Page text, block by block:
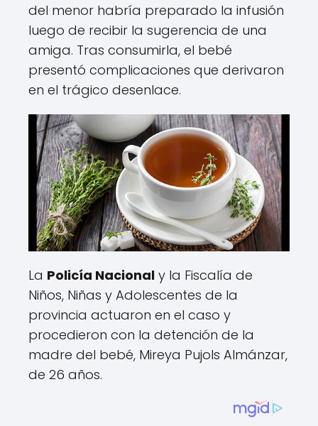
del menor habría preparado la infusión
luego de recibir la sugerencia de una
amiga. Tras consumirla, el bebé
presentó complicaciones que derivaron
en el trágico desenlace.
La Policía Nacional y la Fiscalía de
Niños, Niñas y Adolescentes de la
provincia actuaron en el caso y
procedieron con la detención de la
madre del bebé, Mireya Pujols Almánzar,
de 26 años.